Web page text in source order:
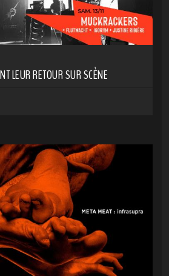
LEUR RETOUR SUR SCÈNE